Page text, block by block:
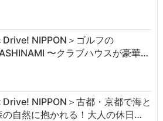
Drive! NIPPON＞ゴルフの
〜クラブハウスが豪華…
Drive! NIPPON＞古都・京都で海と
の自然に抱かれる！大人の休日…